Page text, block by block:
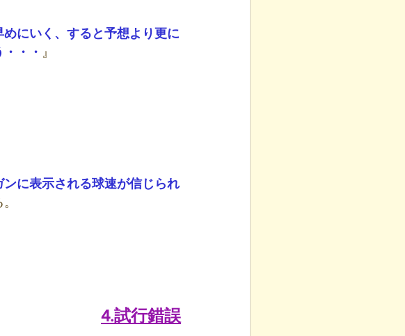
にいく、すると予想より更に
・・ 』
に表示される球速が信じられ
4.試行錯誤